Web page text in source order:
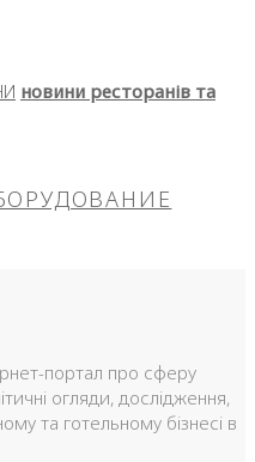
новини ресторанів та
портал про сферу
огляди, дослідження,
та готельному бізнесі в